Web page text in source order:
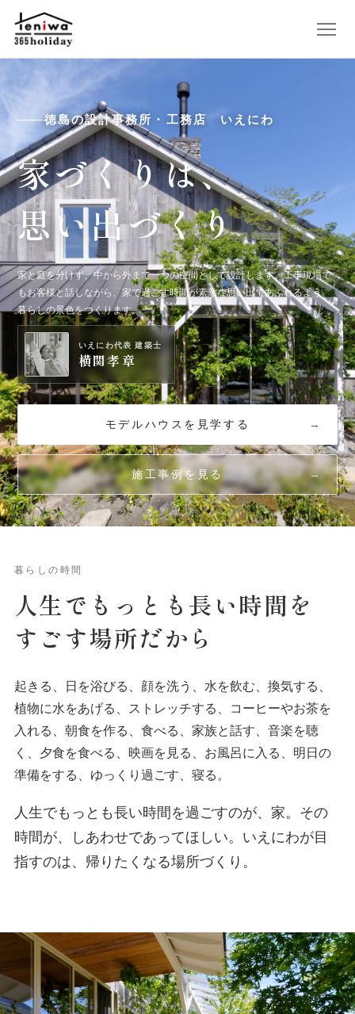
徳島の設計事務所・工務店 いえにわ
家づくりは、
思い出づくり
家と庭を分けず、中から外まで一つの空間として設計します。工事現場で
もお客様と話しながら、家で過ごす時間が素敵な思い出であふれるよう、
暮らしの景色をつくります。
いえにわ代表 建築士
横関孝章
モデルハウスを見学する
施工事例を見る
暮らしの時間
人生でもっとも 長い時間を
すごす場所だから
起きる、日を浴びる、顔を洗う、水を飲む、換気する、
植物に水をあげる、ストレッチする、コーヒーやお茶を
入れる、朝食を作る、食べる、家族と話す、音楽を聴
く、夕食を食べる、映画を見る、お風呂に入る、明日の
準備をする、ゆっくり過ごす、寝る。
人生でもっとも長い時間を過ごすのが、家。その
時間が、しあわせであってほしい。いえにわが目
指すのは、帰りたくなる場所づくり。